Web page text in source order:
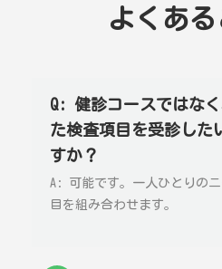
よくあ
Q: 健診コースではな
た検査項目を受診した
すか？
A: 可能です。一人ひとりの
目を組み合わせます。